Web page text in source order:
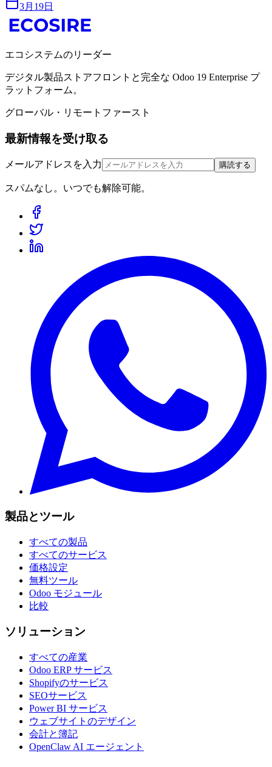
3月19日
エコシステムのリーダー
デジタル製品ストアフロントと完全な Odoo 19 Enterprise プ
ラットフォーム。
グローバル・リモートファースト
最新情報を受け取る
メールアドレスを入力 購読する
スパムなし。いつでも解除可能。
製品とツール
すべての製品
すべてのサービス
価格設定
無料ツール
Odoo モジュール
比較
ソリューション
すべての産業
Odoo ERP サービス
Shopifyのサービス
SEOサービス
Power BI サービス
ウェブサイトのデザイン
会計と簿記
OpenClaw AI エージェント